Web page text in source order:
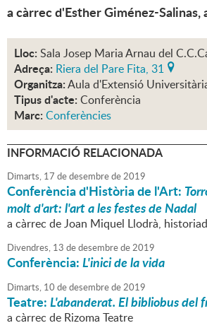
a càrrec d'Esther Giménez-Salinas,
Lloc: Sala Josep Maria Arnau del
Adreça: Riera del Pare Fita, 31
Organitza:Aula d'Extensió
Tipus d'acte: Conferència
Marc: Conferències
INFORMACIÓ RELACIONADA
Dimarts, 17 dedesembrede2019
Conferència d'Història de l'Art:
molt d'art: l'art a les festes de Nadal
a càrrec de Joan Miquel Llodrà,
Divendres, 13 dedesembrede2019
Conferència:L'inici de la vida
Dimarts, 10 dedesembrede2019
Teatre:L'abanderat. El bibliobus del
a càrrec de Rizoma Teatre